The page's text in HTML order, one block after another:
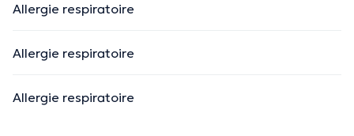
Allergie respiratoire
Allergie respiratoire
Allergie respiratoire